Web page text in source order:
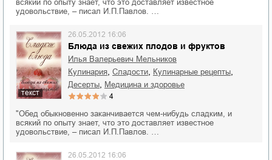
всякий по опыту знает, что это доставляет известное
удовольствие, – писал И.П.Павлов. …
текст
Блюда из свежих плодов и фруктов
26.05.2012 16:06
Илья Валерьевич Мельников
кулинария
сладости кулинарные рецепты
десерты медицина и здоровье
4
"Обед обыкновенно заканчивается чем-нибудь сладким, и
всякий по опыту знает, что это доставляет известное
удовольствие, – писал И.П.Павлов. …
26.05.2012 16:06